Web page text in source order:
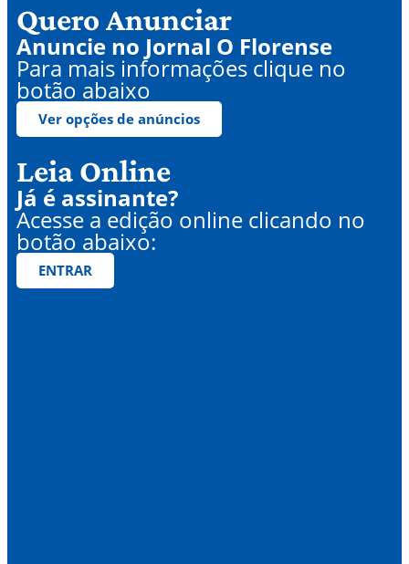
Quero Anunciar
Anuncie no Jornal O Florense
Para mais informações clique no
botão abaixo
Ver opções de anúncios
Leia Online
Já é assinante?
Acesse a edição online clicando no
botão abaixo:
ENTRAR